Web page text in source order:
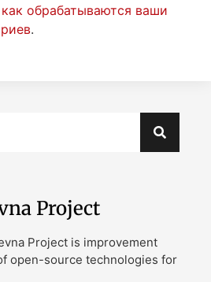
как обрабатываются ваши
.
Project
Project is improvement
open-source technologies for